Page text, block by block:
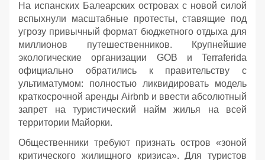
На испанских Балеарских островах с новой силой
вспыхнули масштабные протесты, ставящие под
угрозу привычный формат бюджетного отдыха для
миллионов путешественников. Крупнейшие
экологические организации GOB и Terraferida
официально обратились к правительству с
ультиматумом: полностью ликвидировать модель
краткосрочной аренды Airbnb и ввести абсолютный
запрет на туристический найм жилья на всей
территории Майорки.
Общественники требуют признать остров «зоной
критического жилищного кризиса». Для туристов